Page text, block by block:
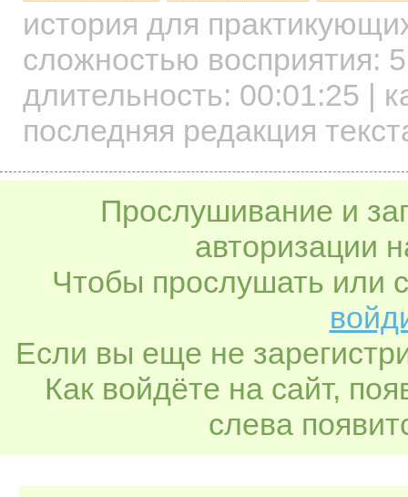
история для
сложностью восприятия: 5
длительность: 00:01:25 |
последняя редакция
Прослушивание и
авторизации
Чтобы прослушать или
Если вы еще не
Как войдёте на сайт,
слева